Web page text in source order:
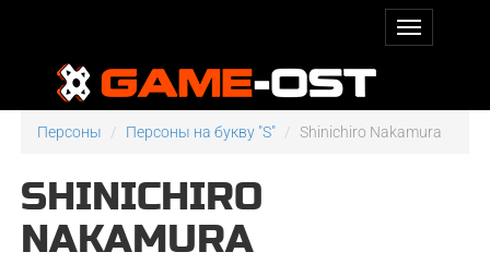
Персоны Персоны на букву "S" Shinichiro Nakamura
SHINICHIRO
NAKAMURA